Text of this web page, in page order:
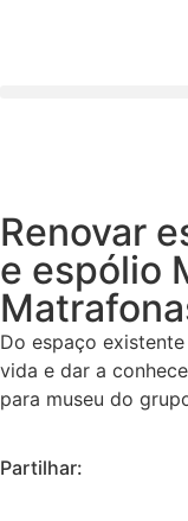
Renovar
e espólio
Do espaço
vida e dar a
para museu do
Partilhar: